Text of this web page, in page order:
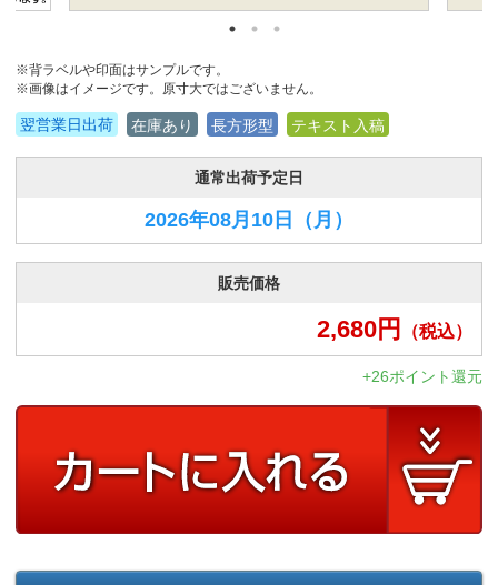
※背ラベルや印面はサンプルです。
※画像はイメージです。原寸大ではございません。
翌営業日出荷 在庫あり 長方形型 テキスト入稿
通常出荷予定日
2026年08月10日 （月）
販売価格
2,680円 （税込）
+26ポイント還元